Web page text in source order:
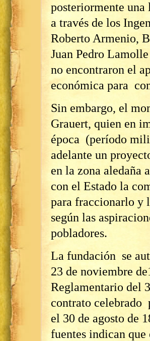
posteriormente una
a través de los
Roberto Armenio,
Juan Pedro
no encontraron el
económica para
Sin embargo, el
Grauert, quien en
época (período
adelante un
en la zona aledaña
con el Estado la
para fraccionarlo y
según las
pobladores.
La fundación se
23 de noviembre
Reglamentario del
contrato celebrado
el 30 de agosto de
fuentes indican que